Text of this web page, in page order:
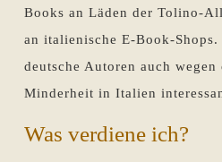
Books an Läden der Tolino-
an italienische E-Book-
deutsche Autoren auch wegen
Minderheit in Italien
Was verdiene ich?